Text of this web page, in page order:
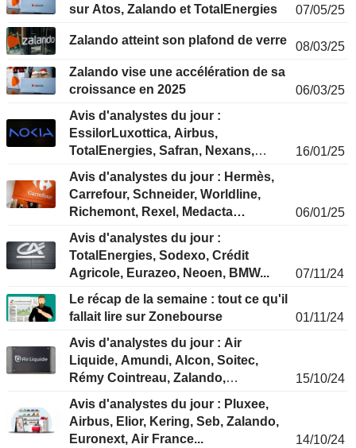
sur Atos, Zalando et TotalEnergies
07/05/25
Zalando atteint son plafond de verre
08/03/25
Zalando vise une accélération de sa
croissance en 2025
06/03/25
Avis d'analystes du jour :
EssilorLuxottica, Airbus,
TotalEnergies, Safran, Nexans,
16/01/25
Avis d'analystes du jour : Hermès,
Carrefour, Schneider, Worldline,
Richemont, Rexel, Medacta…
06/01/25
Avis d'analystes du jour :
TotalEnergies, Sodexo, Crédit
Agricole, Eurazeo, Neoen, BMW...
07/11/24
Le récap de la semaine : tout ce qu'il
fallait lire sur Zonebourse
01/11/24
Avis d'analystes du jour : Air
Liquide, Amundi, Alcon, Soitec,
Rémy Cointreau, Zalando,
15/10/24
Avis d'analystes du jour : Pluxee,
Airbus, Elior, Kering, Seb, Zalando,
Euronext, Air France...
14/10/24